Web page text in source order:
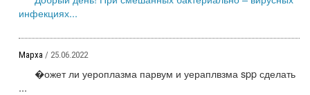
инфекциях...
Марха / 25.06.2022
�ожет ли уероплазма парвум и уераплвзма spp сделать
...